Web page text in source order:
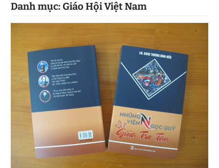
Danh mục: Giáo Hội Việt Nam